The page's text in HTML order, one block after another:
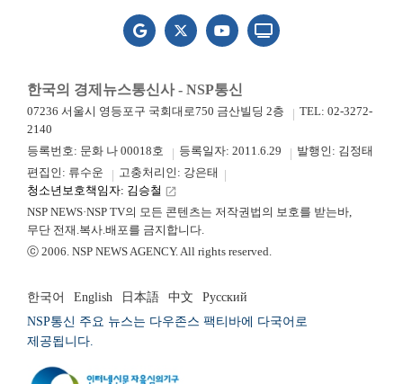
한국의 경제뉴스통신사 - NSP통신
07236 서울시 영등포구 국회대로750 금산빌딩 2층
TEL: 02-3272-
2140
등록번호: 문화 나 00018호
등록일자: 2011.6.29
발행인: 김정태
편집인: 류수운
고충처리인: 강은태
청소년보호책임자: 김승철 launch
NSP NEWS·NSP TV의 모든 콘텐츠는 저작권법의 보호를 받는바,
무단 전재.복사.배포를 금지합니다.
ⓒ 2006. NSP NEWS AGENCY. All rights reserved.
한국어 English 日本語 中文
Русский
NSP통신 주요 뉴스는 다우존스 팩티바에 다국어로
제공됩니다.